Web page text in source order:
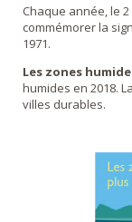
Chaque année, le
commémorer la
1971.
Les zones
humides en 2018.
villes durables.